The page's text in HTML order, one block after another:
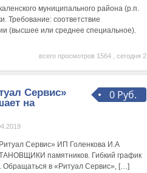
муниципального района (р.п.
Требование: соответствие
(высшее или среднее специальное).
всего просмотров 1564 , сегодня 2
0 Руб.
Сервис»
на
Сервис» ИП Голенкова И.А
памятников. Гибкий график
Обращаться в «Ритуал Сервис», […]